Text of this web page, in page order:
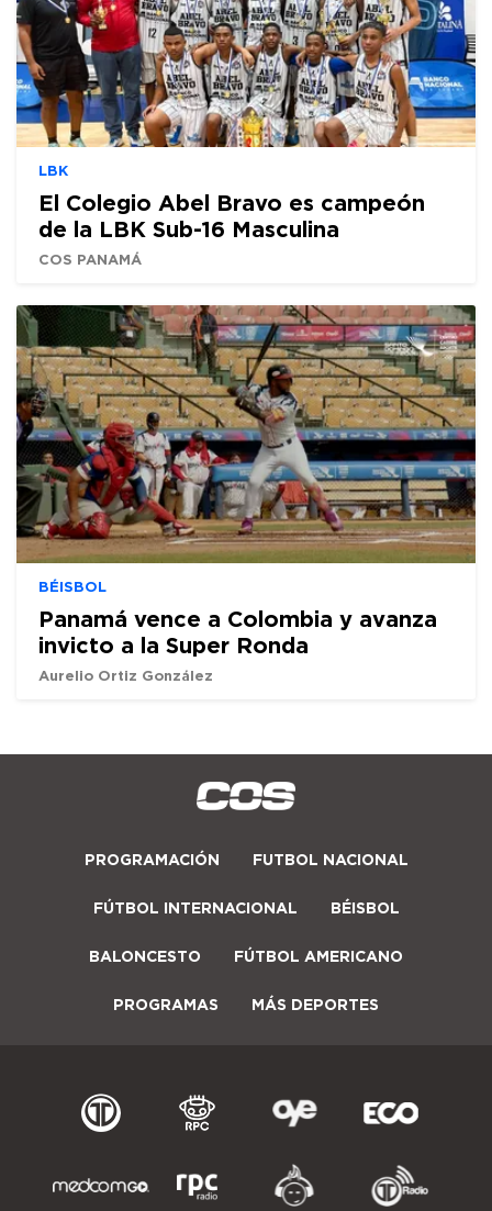
LBK
El Colegio Abel Bravo es campeón
de la LBK Sub-16 Masculina
COS PANAMÁ
BÉISBOL
Panamá vence a Colombia y avanza
invicto a la Super Ronda
Aurelio Ortiz González
PROGRAMACIÓN FUTBOL NACIONAL
FÚTBOL INTERNACIONAL BÉISBOL
BALONCESTO FÚTBOL AMERICANO
PROGRAMAS MÁS DEPORTES